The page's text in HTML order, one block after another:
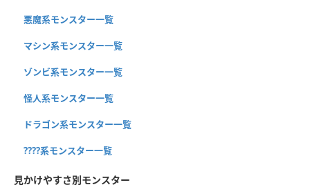
悪魔系モンスター一覧
マシン系モンスター一覧
ゾンビ系モンスター一覧
怪人系モンスター一覧
ドラゴン系モンスター一覧
????系モンスター一覧
見かけやすさ別モンスター